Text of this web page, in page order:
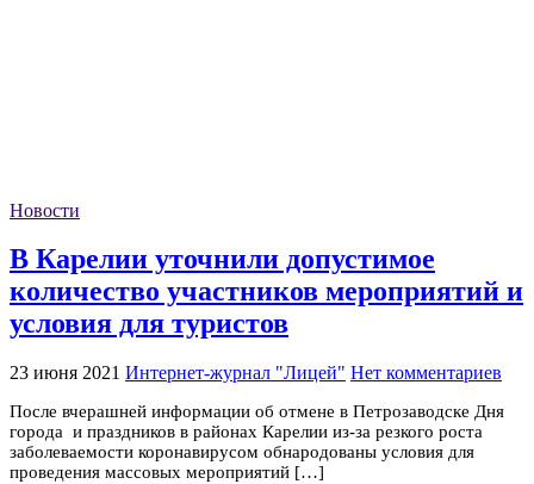
Новости
В Карелии уточнили допустимое
количество участников мероприятий и
условия для туристов
23 июня 2021 Интернет-журнал "Лицей" Нет комментариев
После вчерашней информации об отмене в Петрозаводске Дня
города и праздников в районах Карелии из-за резкого роста
заболеваемости коронавирусом обнародованы условия для
проведения массовых мероприятий […]